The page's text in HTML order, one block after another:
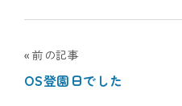
投
稿
前の記事
OS登園日でした